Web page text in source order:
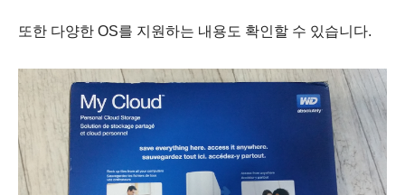
또한 다양한 OS를 지원하는 내용도 확인할 수 있습니다.